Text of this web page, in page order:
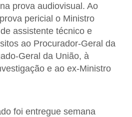
prova audiovisual. Ao
pericial o Ministro
assistente técnico e
ao Procurador-Geral da
Geral da União, à
e ao ex-Ministro
foi entregue semana